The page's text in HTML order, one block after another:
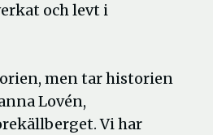
och levt i
men tar historien
Lovén,
Vi har